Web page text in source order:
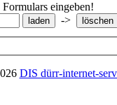
eingeben!
->
DIS dürr-internet-